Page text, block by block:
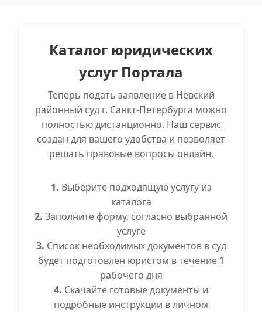
Каталог юридических
услуг Портала
Теперь подать заявление в Невский
районный суд г. Санкт-Петербурга можно
полностью дистанционно. Наш сервис
создан для вашего удобства и позволяет
решать правовые вопросы онлайн.
1. Выберите подходящую услугу из
каталога
2. Заполните форму, согласно выбранной
услуге
3. Список необходимых документов в суд
будет подготовлен юристом в течение 1
рабочего дня
4. Скачайте готовые документы и
подробные инструкции в личном